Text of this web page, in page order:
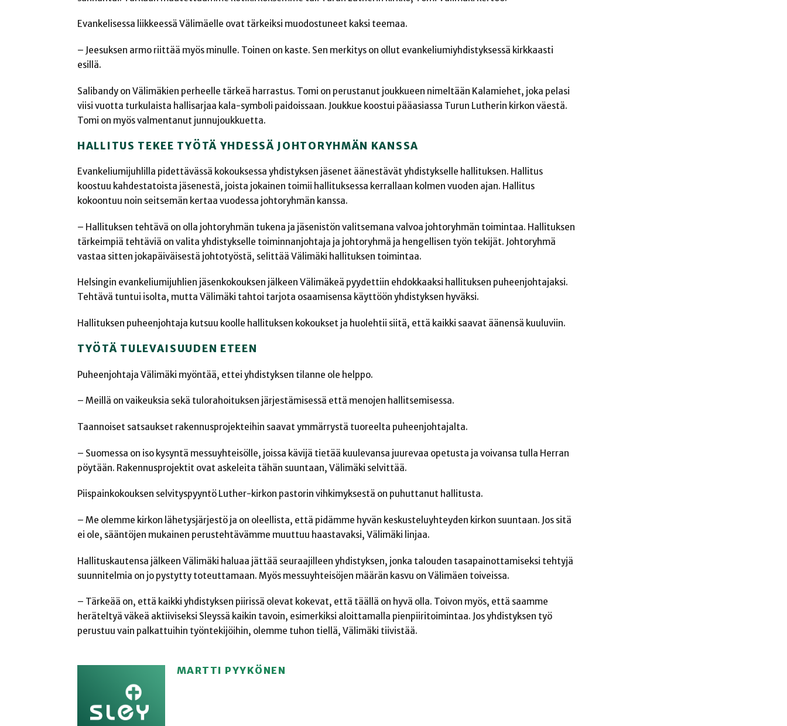
Evankelisessa liikkeessä Välimäelle ovat tärkeiksi muodostuneet kaksi teemaa.
– Jeesuksen armo riittää myös minulle. Toinen on kaste. Sen merkitys on ollut evankeliumiyhdistyksessä kirkkaasti
esillä.
Salibandy on Välimäkien perheelle tärkeä harrastus. Tomi on perustanut joukkueen nimeltään Kalamiehet, joka pelasi
viisi vuotta turkulaista hallisarjaa kala-symboli paidoissaan. Joukkue koostui pääasiassa Turun Lutherin kirkon väestä.
Tomi on myös valmentanut junnujoukkuetta.
HALLITUS TEKEE TYÖTÄ YHDESSÄ JOHTORYHMÄN KANSSA
Evankeliumijuhlilla pidettävässä kokouksessa yhdistyksen jäsenet äänestävät yhdistykselle hallituksen. Hallitus
koostuu kahdestatoista jäsenestä, joista jokainen toimii hallituksessa kerrallaan kolmen vuoden ajan. Hallitus
kokoontuu noin seitsemän kertaa vuodessa johtoryhmän kanssa.
– Hallituksen tehtävä on olla johtoryhmän tukena ja jäsenistön valitsemana valvoa johtoryhmän toimintaa. Hallituksen
tärkeimpiä tehtäviä on valita yhdistykselle toiminnanjohtaja ja johtoryhmä ja hengellisen työn tekijät. Johtoryhmä
vastaa sitten jokapäiväisestä johtotyöstä, selittää Välimäki hallituksen toimintaa.
Helsingin evankeliumijuhlien jäsenkokouksen jälkeen Välimäkeä pyydettiin ehdokkaaksi hallituksen puheenjohtajaksi.
Tehtävä tuntui isolta, mutta Välimäki tahtoi tarjota osaamisensa käyttöön yhdistyksen hyväksi.
Hallituksen puheenjohtaja kutsuu koolle hallituksen kokoukset ja huolehtii siitä, että kaikki saavat äänensä kuuluviin.
TYÖTÄ TULEVAISUUDEN ETEEN
Puheenjohtaja Välimäki myöntää, ettei yhdistyksen tilanne ole helppo.
– Meillä on vaikeuksia sekä tulorahoituksen järjestämisessä että menojen hallitsemisessa.
Taannoiset satsaukset rakennusprojekteihin saavat ymmärrystä tuoreelta puheenjohtajalta.
– Suomessa on iso kysyntä messuyhteisölle, joissa kävijä tietää kuulevansa juurevaa opetusta ja voivansa tulla Herran
pöytään. Rakennusprojektit ovat askeleita tähän suuntaan, Välimäki selvittää.
Piispainkokouksen selvityspyyntö Luther-kirkon pastorin vihkimyksestä on puhuttanut hallitusta.
– Me olemme kirkon lähetysjärjestö ja on oleellista, että pidämme hyvän keskusteluyhteyden kirkon suuntaan. Jos sitä
ei ole, sääntöjen mukainen perustehtävämme muuttuu haastavaksi, Välimäki linjaa.
Hallituskautensa jälkeen Välimäki haluaa jättää seuraajilleen yhdistyksen, jonka talouden tasapainottamiseksi tehtyjä
suunnitelmia on jo pystytty toteuttamaan. Myös messuyhteisöjen määrän kasvu on Välimäen toiveissa.
– Tärkeää on, että kaikki yhdistyksen piirissä olevat kokevat, että täällä on hyvä olla. Toivon myös, että saamme
heräteltyä väkeä aktiiviseksi Sleyssä kaikin tavoin, esimerkiksi aloittamalla pienpiiritoimintaa. Jos yhdistyksen työ
perustuu vain palkattuihin työntekijöihin, olemme tuhon tiellä, Välimäki tiivistää.
MARTTI PYYKÖNEN